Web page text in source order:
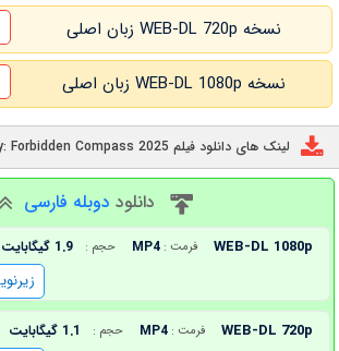
نسخه WEB-DL 720p زبان اصلی
نسخه WEB-DL 1080p زبان اصلی
لینک های دانلود فیلم Tom and Jerry: Forbidden Compass 2025
دانلود دوبله فارسی
WEB-DL 1080p فرمت : MP4 حجم : 1.9 گیگابایت
WEB-DL 720p فرمت : MP4 حجم : 1.1 گیگابایت